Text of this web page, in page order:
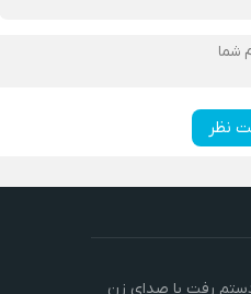
نظر
رفت با صدای زن